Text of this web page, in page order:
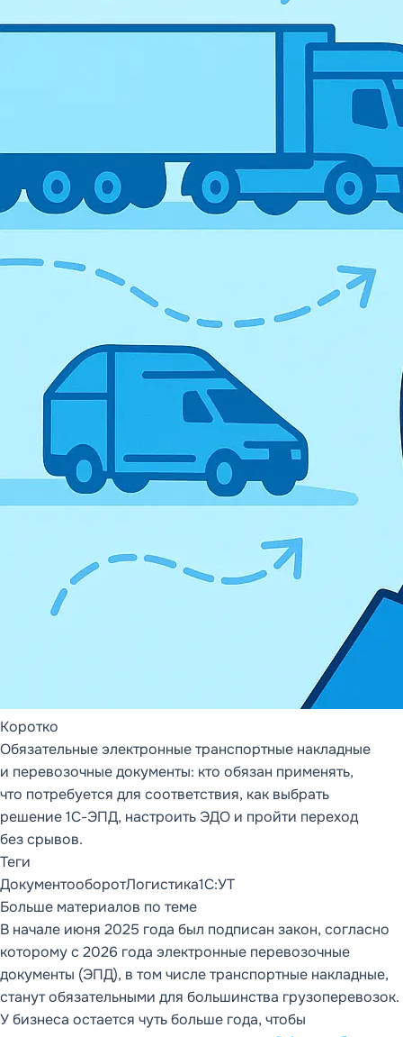
FAQ
1С:Предприятие
8
Каталог конфигураций
Статьи (16)
Статьи (19)
1С:БухгалтерияСтатьи (22)
1С:Розница Статьи (13)
МЕТОДОЛОГИЯ
DD FLOW
Управление цепочкой
поставок
Методология
DDMRP
Статьи (9)
Коротко
Обязательные электронные транспортные накладные
и перевозочные документы: кто обязан применять,
что потребуется для соответствия, как выбрать
решение 1С-ЭПД, настроить ЭДО и пройти переход
без срывов.
Теги
ДокументооборотЛогистика1С:УТ
Больше материалов по теме
В начале июня 2025 года был подписан закон, согласно
которому с 2026 года электронные перевозочные
документы (ЭПД), в том числе транспортные накладные,
станут обязательными для большинства грузоперевозок.
У бизнеса остается чуть больше года, чтобы